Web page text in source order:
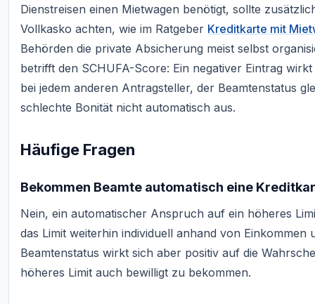
Dienstreisen einen Mietwagen benötigt, sollte
Vollkasko achten, wie im Ratgeber Kreditkarte mit
Behörden die private Absicherung meist selbst
betrifft den SCHUFA-Score: Ein negativer Eintrag
bei jedem anderen Antragsteller, der Beamtenstatus
schlechte Bonität nicht automatisch aus.
Häufige Fragen
Bekommen Beamte automatisch eine
Nein, ein automatischer Anspruch auf ein höheres
das Limit weiterhin individuell anhand von Einkommen
Beamtenstatus wirkt sich aber positiv auf die
höheres Limit auch bewilligt zu bekommen.